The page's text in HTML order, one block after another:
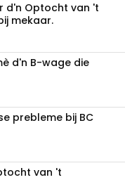
d'n Optocht van 't
mekaar.
d'n B-wage die
prebleme bij BC
van 't